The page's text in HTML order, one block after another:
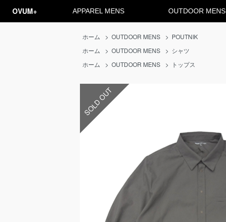
OVUM+ APPAREL MENS OUTDOOR MENS
ホーム >OUTDOOR MENS > POUTNIK
ホーム
>OUTDOOR MENS > シャツ
ホーム
>OUTDOOR MENS > トップス
SOLD OUT